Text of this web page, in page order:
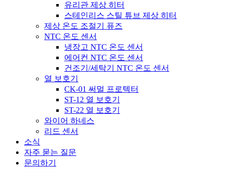
유리관 제상 히터
스테인리스 스틸 튜브 제상 히터
제상 온도 조절기 퓨즈
NTC 온도 센서
냉장고 NTC 온도 센서
에어컨 NTC 온도 센서
건조기/세탁기 NTC 온도 센서
열 보호기
CK-01 써멀 프로텍터
ST-12 열 보호기
ST-22 열 보호기
와이어 하네스
리드 센서
소식
자주 묻는 질문
문의하기